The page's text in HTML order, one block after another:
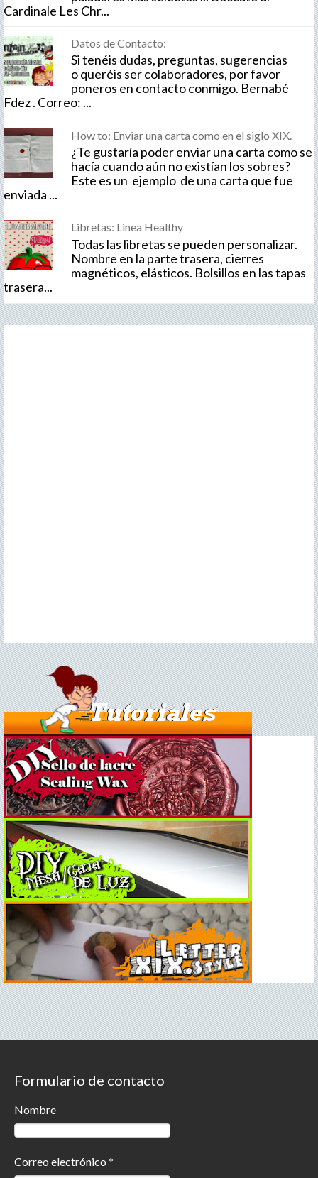
Cardinale Les Chr...
Datos de Contacto:
Si tenéis dudas, preguntas, sugerencias
o queréis ser colaboradores, por favor
poneros en contacto conmigo. Bernabé
Fdez . Correo: ...
How to: Enviar una carta como en el siglo XIX.
¿Te gustaría poder enviar una carta como se
hacía cuando aún no existían los sobres?
Este es un ejemplo de una carta que fue
enviada ...
Libretas: Linea Healthy
Todas las libretas se pueden personalizar.
Nombre en la parte trasera, cierres
magnéticos, elásticos. Bolsillos en las tapas
trasera...
Formulario de contacto
Nombre
Correo electrónico *